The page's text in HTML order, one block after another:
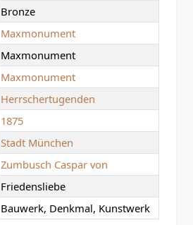
Bronze
Maxmonument
Maxmonument
Maxmonument
Herrschertugenden
1875
Stadt München
Zumbusch Caspar von
Friedensliebe
Bauwerk, Denkmal, Kunstwerk